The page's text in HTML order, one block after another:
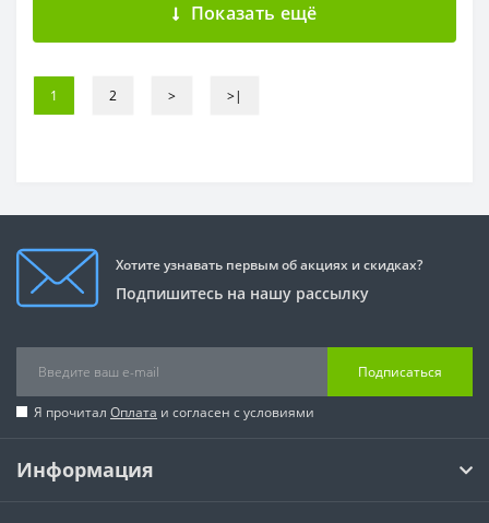
Показать ещё
1 2 > >|
Хотите узнавать первым об акциях и скидках?
Подпишитесь на нашу рассылку
Подписаться
Я прочитал Оплата и согласен с условиями
Информация